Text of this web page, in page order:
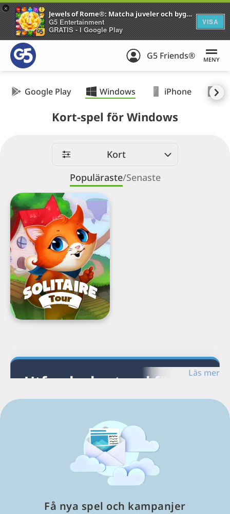
Jewels of Rome®: Matcha juveler och bygg staden
G5 Entertainment
GRATIS - I Google Play
VISA
+
G5 Friends® MENY
Google Play Windows iPhone
Kort-spel för Windows
Kort
Populäraste/Senaste
Solitaire
Tour™:
Roligt
Tripeaks-
pusseläventyr
Page
Läs mer
Utforska kortspel för
Windows
Upptäck G5-kortspel för Windows och
utforska relaterade spel och plattformar.
Kortspel för Windows
Kortspel
Spel på Windows
Få nya spel och kampanjer